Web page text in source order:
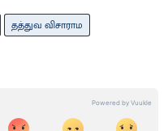
தத்துவ விசாராம